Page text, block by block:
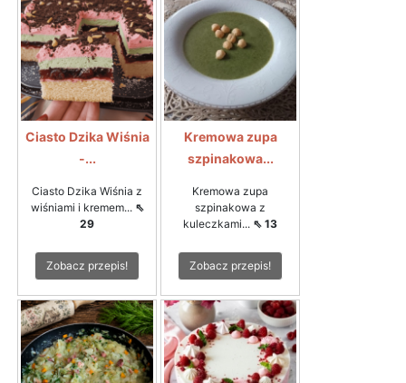
Ciasto Dzika Wiśnia
-...
Ciasto Dzika Wiśnia z
wiśniami i kremem... ⇖
29
Zobacz przepis!
Kremowa zupa
szpinakowa...
Kremowa zupa
szpinakowa z
kuleczkami... ⇖ 13
Zobacz przepis!